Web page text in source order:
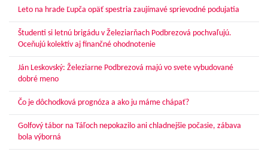
Leto na hrade Ľupča opäť spestria zaujímavé sprievodné podujatia
Študenti si letnú brigádu v Železiarňach Podbrezová pochvaľujú.
Oceňujú kolektív aj finančné ohodnotenie
Ján Leskovský: Železiarne Podbrezová majú vo svete vybudované
dobré meno
Čo je dôchodková prognóza a ako ju máme chápať?
Golfový tábor na Táľoch nepokazilo ani chladnejšie počasie, zábava
bola výborná